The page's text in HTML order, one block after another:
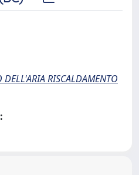
RISCALDAMENTO